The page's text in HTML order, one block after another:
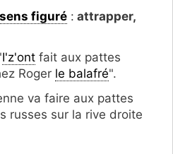
sens figuré : attrapper,
I'z'ont fait aux pattes
Roger le balafré".
va faire aux pattes
russes sur la rive droite